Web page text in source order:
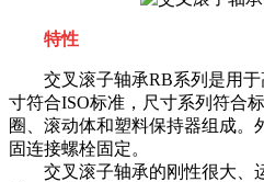
特性
交叉滚子轴承RB系列是用于
寸符合ISO标准，尺寸系列符合
圈、滚动体和塑料保持器组成。
固连接螺栓固定。
交叉滚子轴承的刚性很大、